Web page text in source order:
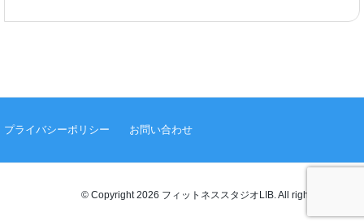
プライバシーポリシー お問い合わせ
© Copyright 2026 フィットネススタジオLIB. All rights reserved.